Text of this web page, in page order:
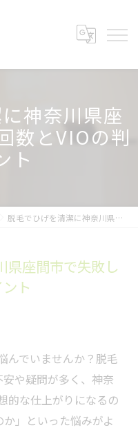
神奈川県座
数とVIOの判
ト
脱毛でひげを清潔に神奈川県座間市で失敗しない回数とVIOの判断ポイント
県座間市で失敗し
ト
んでいませんか？脱毛
や疑問が多く、神奈
的な仕上がりになるの
」といった悩みがよ